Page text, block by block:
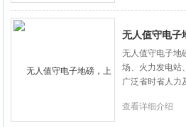
无人值守电子
无人值守电子地
场、火力发电站
广泛省时省人力
查看详细介绍